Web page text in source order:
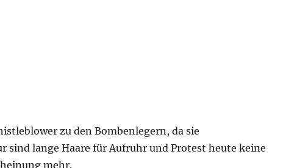
zu den Bombenlegern, da sie
sind lange Haare für Aufruhr und Protest heute keine
mehr.